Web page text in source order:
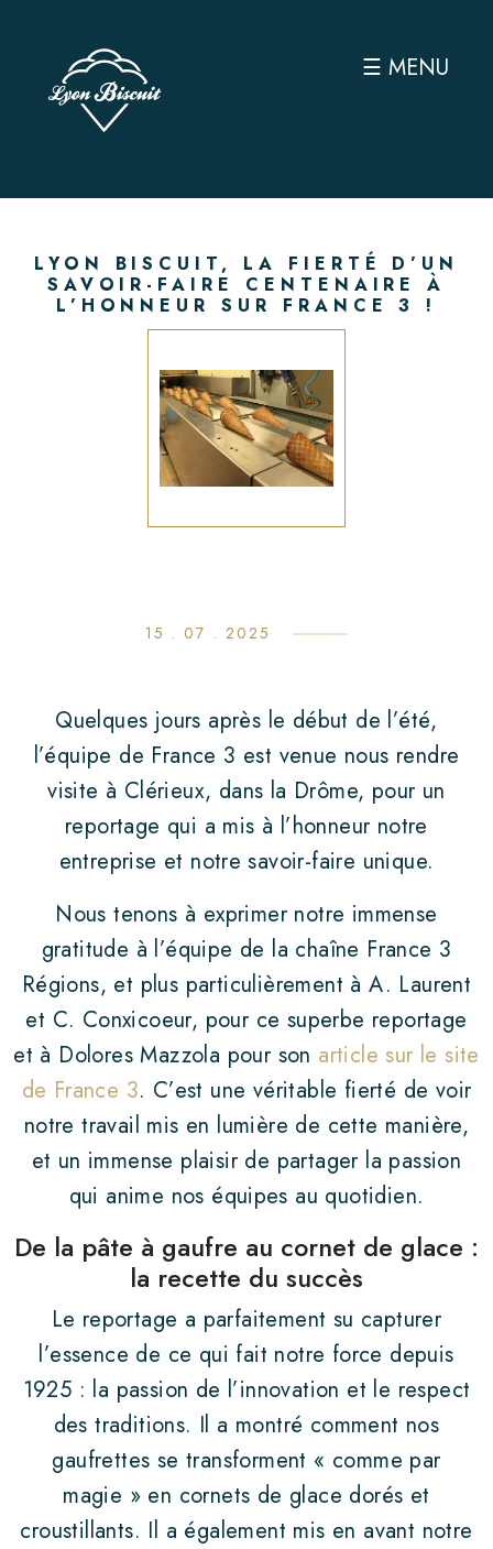
ACCUEIL
L’ENTREPRISE
NOS GAMMES
La Basquaise
Lyon biscuit
Sira
La Croquille
ACTUALITÉS
Presse
Salons
Nouveautés
CONTACTER LYON BISCUIT
CONTACT PRESSE
POLITIQUE RSE
☰ MENU
LYON BISCUIT, LA FIERTÉ D’UN
SAVOIR-FAIRE CENTENAIRE À
L’HONNEUR SUR FRANCE 3 !
15 . 07 . 2025
Quelques jours après le début de l’été,
l’équipe de France 3 est venue nous rendre
visite à Clérieux, dans la Drôme, pour un
reportage qui a mis à l’honneur notre
entreprise et notre savoir-faire unique.
Nous tenons à exprimer notre immense
gratitude à l’équipe de la chaîne France 3
Régions, et plus particulièrement à A. Laurent
et C. Conxicoeur, pour ce superbe reportage
et à Dolores Mazzola pour son article sur le site
de France 3. C’est une véritable fierté de voir
notre travail mis en lumière de cette manière,
et un immense plaisir de partager la passion
qui anime nos équipes au quotidien.
De la pâte à gaufre au cornet de glace :
la recette du succès
Le reportage a parfaitement su capturer
l’essence de ce qui fait notre force depuis
1925 : la passion de l’innovation et le respect
des traditions. Il a montré comment nos
gaufrettes se transforment « comme par
magie » en cornets de glace dorés et
croustillants. Il a également mis en avant notre